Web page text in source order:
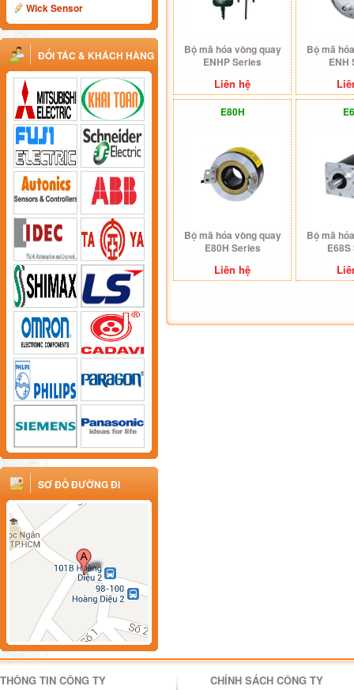
Wick Sensor
ĐỐI TÁC & KHÁCH HÀNG
SƠ ĐỒ ĐƯỜNG ĐI
Bộ mã hóa vòng quay
ENHP Series
Liên hệ
Bộ mã
ENH
E80H
Bộ mã hóa vòng quay
E80H Series
Liên hệ
Bộ mã
THÔNG TIN CÔNG TY CHÍNH SÁCH CÔNG TY